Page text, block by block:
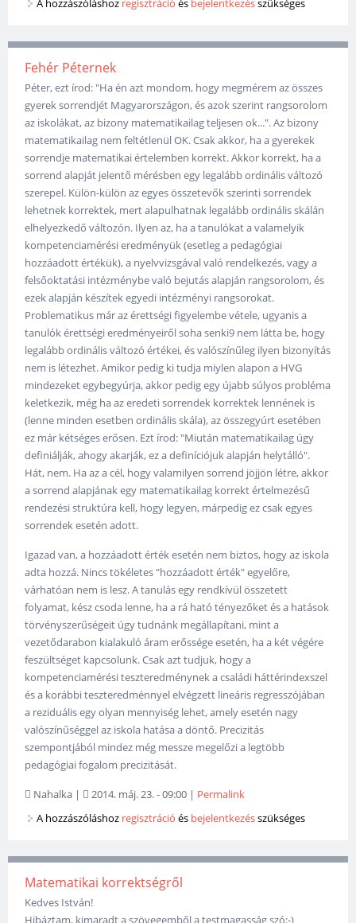
A hozzászóláshoz regisztráció és bejelentkezésszükséges
Fehér Péternek
Péter, ezt írod: "Ha én azt mondom, hogy megmérem az összes
gyerek sorrendjét Magyarországon, és azok szerint rangsorolom
az iskolákat, az bizony matematikailag teljesen ok...". Az bizony
matematikailag nem feltétlenül OK. Csak akkor, ha a gyerekek
sorrendje matematikai értelemben korrekt. Akkor korrekt, ha a
sorrend alapját jelentő mérésben egy legalább ordinális változó
szerepel. Külön-külön az egyes összetevők szerinti sorrendek
lehetnek korrektek, mert alapulhatnak legalább ordinális skálán
elhelyezkedő változón. Ilyen az, ha a tanulókat a valamelyik
kompetenciamérési eredményük (esetleg a pedagógiai
hozzáadott értékük), a nyelvvizsgával való rendelkezés, vagy a
felsőoktatási intézménybe való bejutás alapján rangsorolom, és
ezek alapján készítek egyedi intézményi rangsorokat.
Problematikus már az érettségi figyelembe vétele, ugyanis a
tanulók érettségi eredményeiről soha senki9 nem látta be, hogy
legalább ordinális változó értékei, és valószínűleg ilyen bizonyítás
nem is létezhet. Amikor pedig ki tudja miylen alapon a HVG
mindezeket egybegyúrja, akkor pedig egy újabb súlyos probléma
keletkezik, még ha az eredeti sorrendek korrektek lennének is
(lenne minden esetben ordinális skála), az összegyúrt esetében
ez már kétséges erősen. Ezt írod: "Miután matematikailag úgy
definiálják, ahogy akarják, ez a definíciójuk alapján helytálló".
Hát, nem. Ha az a cél, hogy valamilyen sorrend jöjjön létre, akkor
a sorrend alapjának egy matematikailag korrekt értelmezésű
rendezési struktúra kell, hogy legyen, márpedig ez csak egyes
sorrendek esetén adott.
Igazad van, a hozzáadott érték esetén nem biztos, hogy az iskola
adta hozzá. Nincs tökéletes "hozzáadott érték" egyelőre,
várhatóan nem is lesz. A tanulás egy rendkívül összetett
folyamat, kész csoda lenne, ha a rá ható tényezőket és a hatások
törvényszerűségeit úgy tudnánk megállapítani, mint a
vezetődarabon kialakuló áram erőssége esetén, ha a két végére
feszültséget kapcsolunk. Csak azt tudjuk, hogy a
kompetenciamérési teszteredménynek a családi háttérindexszel
és a korábbi teszteredménnyel elvégzett lineáris regresszójában
a reziduális egy olyan mennyiség lehet, amely esetén nagy
valószínűséggel az iskola hatása a döntő. Precizitás
szempontjából mindez még messze megelőzi a legtöbb
pedagógiai fogalom precizitását.
Nahalka | 2014. máj. 23. - 09:00 | Permalink
A hozzászóláshoz regisztráció és bejelentkezésszükséges
Matematikai korrektségről
Kedves István!
Hibáztam, kimaradt a szövegemből a testmagasság szó:-)